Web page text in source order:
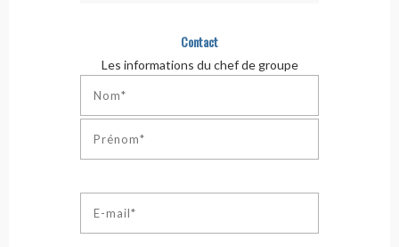
Contact
Les informations du chef de groupe